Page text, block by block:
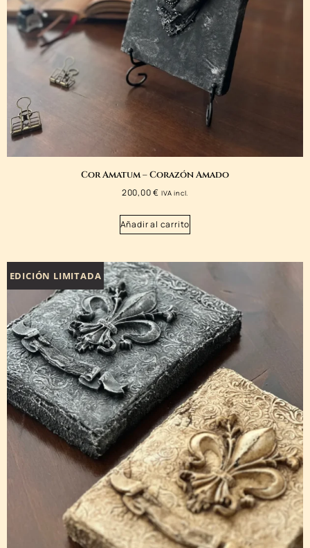
Cor Amatum – Corazón Amado
200,00€ IVA incl.
Añadir al carrito
EDICIÓN LIMITADA